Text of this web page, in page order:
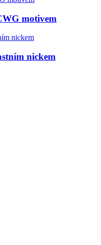
motivem
nickem